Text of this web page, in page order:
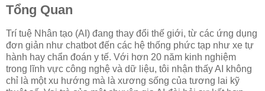
Tổng Quan
Trí tuệ Nhân tạo (AI) đang thay đổi thế giới, từ các ứng dụng
đơn giản như chatbot đến các hệ thống phức tạp như xe tự
hành hay chẩn đoán y tế. Với hơn 20 năm kinh nghiệm
trong lĩnh vực công nghệ và dữ liệu, tôi nhận thấy AI không
chỉ là một xu hướng mà là xương sống của tương lai kỹ